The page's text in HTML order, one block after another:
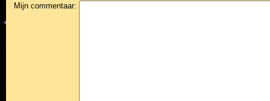
Mijn commentaar: